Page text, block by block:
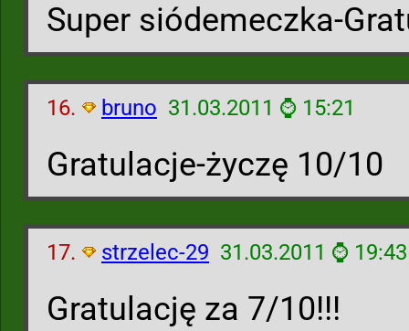
Super siódemeczka-
16. bruno 31.03.2011 ⌚ 15:21
Gratulacje-życzę 10/10
17. strzelec-29 31.03.2011 ⌚ 19:43
Gratulację za 7/10!!!